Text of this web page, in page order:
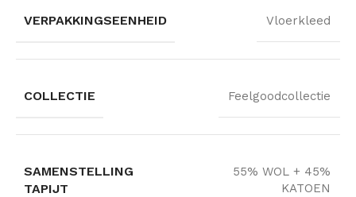
VERPAKKINGSEENHEID Vloerkleed
COLLECTIE Feelgoodcollectie
SAMENSTELLING
TAPIJT
55% WOL + 45%
KATOEN